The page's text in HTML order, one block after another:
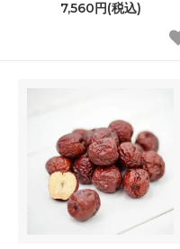
7,560円(税込)